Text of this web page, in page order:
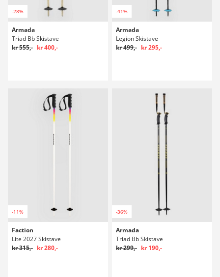
-28%
Armada
Triad Bb Skistave
kr 555,- kr 400,-
-41%
Armada
Legion Skistave
kr 499,- kr 295,-
-11%
Faction
Lite 2027 Skistave
kr 315,- kr 280,-
-36%
Armada
Triad Bb Skistave
kr 299,- kr 190,-